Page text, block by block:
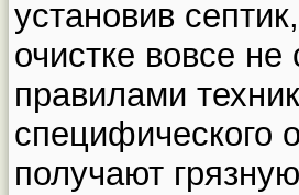
установив
очистке вовсе
правилами
специфического
получают